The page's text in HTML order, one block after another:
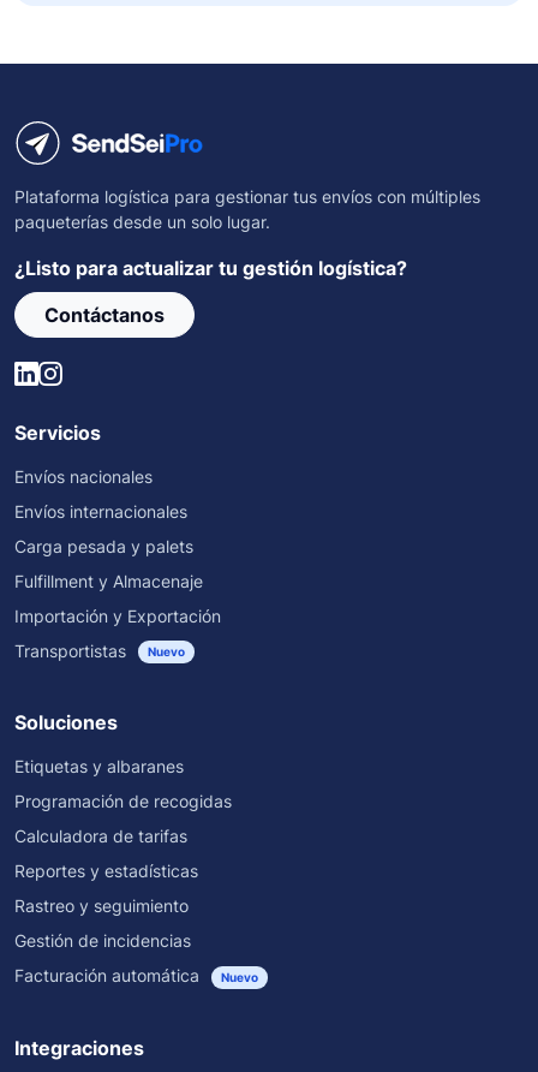
Plataforma logística para gestionar tus envíos con múltiples
paqueterías desde un solo lugar.
¿Listo para actualizar tu gestión logística?
Contáctanos
Servicios
Envíos nacionales
Envíos internacionales
Carga pesada y palets
Fulfillment y Almacenaje
Importación y Exportación
Transportistas
Nuevo
Soluciones
Etiquetas y albaranes
Programación de recogidas
Calculadora de tarifas
Reportes y estadísticas
Rastreo y seguimiento
Gestión de incidencias
Facturación automática
Nuevo
Integraciones